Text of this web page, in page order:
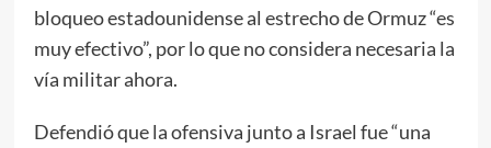
bloqueo estadounidense al estrecho de Ormuz “es
muy efectivo”, por lo que no considera necesaria la
vía militar ahora.
Defendió que la ofensiva junto a Israel fue “una